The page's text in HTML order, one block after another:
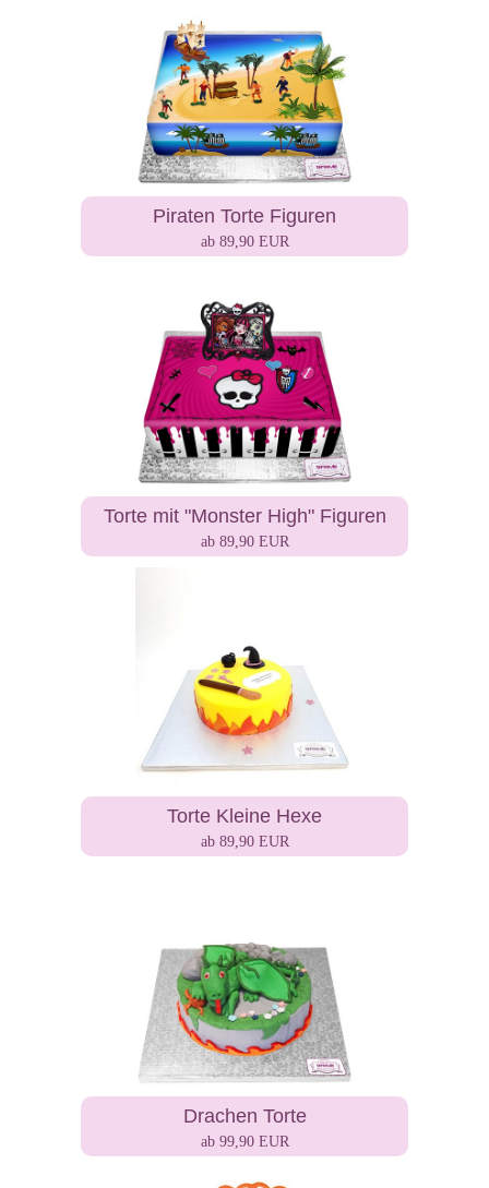
Piraten Torte Figuren
ab 89,90 EUR
Torte mit "Monster High" Figuren
ab 89,90 EUR
Torte Kleine Hexe
ab 89,90 EUR
Drachen Torte
ab 99,90 EUR